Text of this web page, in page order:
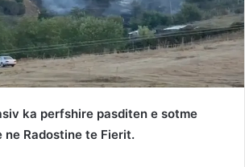
ka perfshire pasditen e sotme
ne Radostine te Fierit.